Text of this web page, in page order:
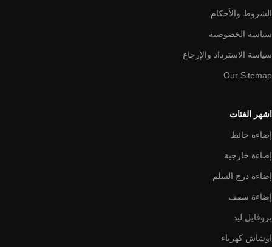
الشروط والأحكام
سياسة الخصوصية
سياسة الاسترداد والإرجاع
Our Sitemap
اشهر الفئات
إضاءة حائط
إضاءة خارجية
إضاءة درج السلم
إضاءة سقف
بروفايل ليد
اوشاش كهرباء